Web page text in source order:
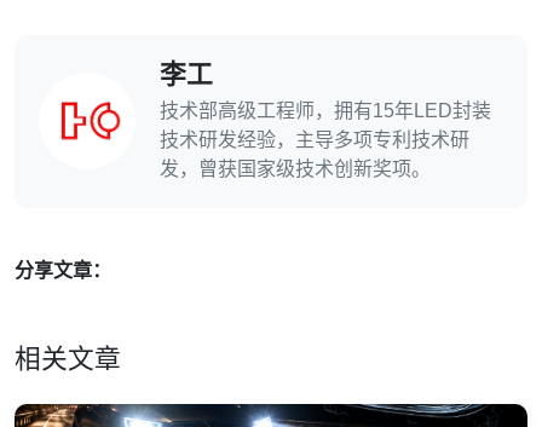
李工
技术部高级工程师，拥有15年LED封装
技术研发经验，主导多项专利技术研
发，曾获国家级技术创新奖项。
分享文章：
相关文章